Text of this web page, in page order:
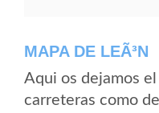
MAPA DE LEÃ³N
Aqui os dejamos
carreteras como